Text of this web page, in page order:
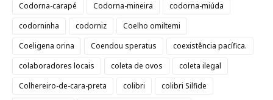
Codorna-carapé
Codorna-mineira
codorna-miúda
codorninha
codorniz
Coelho omiltemi
Coeligena orina
Coendou speratus
coexistência pacífica.
colaboradores locais
coleta de ovos
coleta ilegal
Colhereiro-de-cara-preta
colibri
colibri Silfide